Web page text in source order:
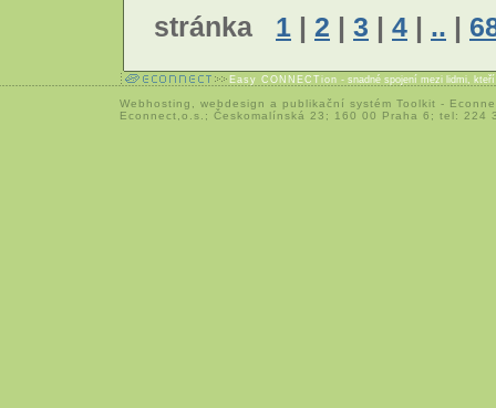
stránka 1 | 2 | 3 | 4 | .. |
Easy CONNECTion - snadné spojení mezi lidmi,
Webhosting webdesign a publikační systém Toolkit -
Econnect,o.s.; Českomalínská 23; 160 00 Praha 6; tel: 224